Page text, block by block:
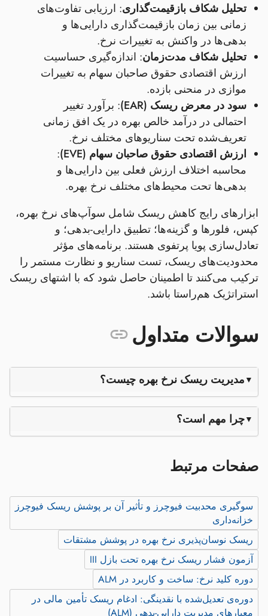
تحلیل شکاف بازقیمت‌گذاری: ارزیابی تفاوت‌های
زمانی بین زمان بازقیمت‌گذاری دارایی‌ها و
بدهی‌ها در واکنش به تغییرات نرخ.
تحلیل شکاف مدت‌زمان: اندازه‌گیری حساسیت
ارزش اقتصادی حقوق صاحبان سهام به تغییرات
موازی در منحنی بازده.
سود در معرض ریسک (EAR)
: برآورد تغییر
احتمالی در درآمد خالص بهره در یک افق زمانی
تعریف‌شده تحت سناریوهای مختلف نرخ.
ارزش اقتصادی حقوق صاحبان سهام (EVE)
:
محاسبه اختلاف ارزش فعلی بین دارایی‌ها و
بدهی‌ها تحت محیط‌های مختلف نرخ بهره.
ابزارهای رایج کاهش ریسک شامل سوآپ‌های نرخ بهره،
کپس، فلور‌ها و گزینه‌ها؛ تطبیق دارایی‑بدهی؛ و
تعادل‌سازی پویا پرتفوی هستند. برنامه‌های مؤثر
محدودیت‌های ریسک، تست سناریو و نظارت مستمر را
ترکیب می‌کنند تا اطمینان حاصل شود که با اشتهای ریسک
استراتژیک هم‌راستا باشد.
سوالات متداول
مدیریت ریسک نرخ بهره چیست؟
چرا مهم است؟
صفحات مرتبط
سوگیری محدبیت فیوچرز و تأثیر آن بر پوشش ریسک فیوچرز
خزانه‌داری
ریسک نوسان‌پذیری نرخ بهره در پوشش مشتقات
آزمون فشار ریسک نرخ بهره تحت بازل III
دوره کلید نرخ: ساخت و کاربرد در ALM
دوره‌ی تعدیل‌شده با نقدینگی: ادغام ریسک تأمین مالی در
معیارهای مدیریت دارایی‑بدهی (ALM)